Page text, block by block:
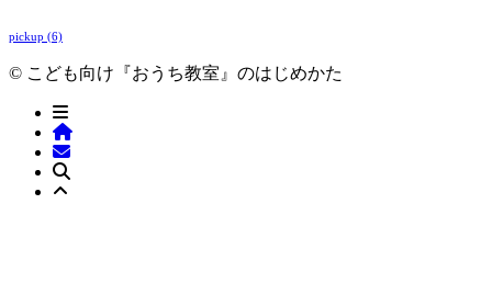
pickup (6)
© こども向け『おうち教室』のはじめかた